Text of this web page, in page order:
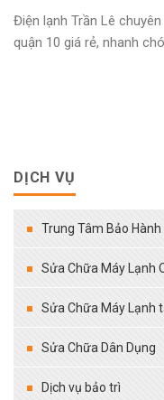
Điện lạnh Trần Lê
quận 10 giá rẻ, nhanh
DỊCH VỤ
Trung Tâm Bảo Hành
Sửa Chữa Máy Lạnh
Sửa Chữa Máy Lạnh
Sửa Chữa Dân Dụng
Dịch vụ bảo trì